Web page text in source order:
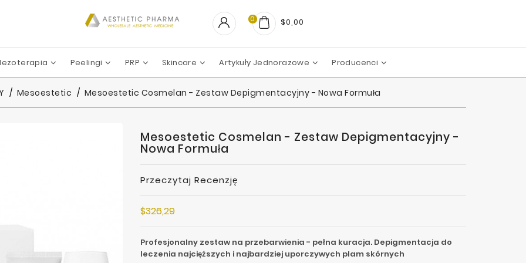
0 $0,00
Peelingi PRP Skincare Artykuły Jednorazowe Producenci
Mesoestetic Mesoestetic Cosmelan - Zestaw Depigmentacyjny - Nowa Formuła
Mesoestetic Cosmelan - Zestaw Depigmentacyjny -
Nowa Formuła
Przeczytaj Recenzję
$326,29
Profesjonalny zestaw na przebarwienia - pełna kuracja. Depigmentacja do
leczenia najcięższych i najbardziej uporczywych plam skórnych